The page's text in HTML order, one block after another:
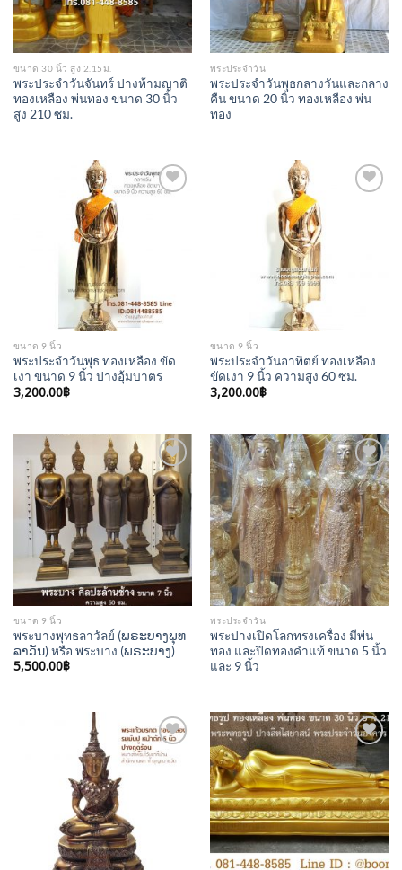
ขนาด 30 นิ้ว สูง 2.15ม.
พระประจำวันจันทร์ ปางห้ามญาติ
ทองเหลือง พ่นทอง ขนาด 30 นิ้ว
สูง 210 ซม.
พระประจำวัน
พระประจำวันพุธกลางวันและกลาง
คืน ขนาด 20 นิ้ว ทองเหลือง พ่น
ทอง
ขนาด 9 นิ้ว
พระประจำวันพุธ ทองเหลือง ขัด
เงา ขนาด 9 นิ้ว ปางอุ้มบาตร
3,200.00฿
ขนาด 9 นิ้ว
พระประจำวันอาทิตย์ ทองเหลือง
ขัดเงา 9 นิ้ว ความสูง 60 ซม.
3,200.00฿
Add to
Wishlist
ขนาด 9 นิ้ว
พระบางพุทธลาวัลย์ (ພຣະບາງພຸທ
ລາວັນ) หรือ พระบาง (ພຣະບາງ)
5,500.00฿
Add to
Wishlist
พระประจำวัน
พระปางเปิดโลกทรงเครื่อง มีพ่น
ทอง และปิดทองคำแท้ ขนาด 5 นิ้ว
และ 9 นิ้ว
Add to
Add to
Wishlist